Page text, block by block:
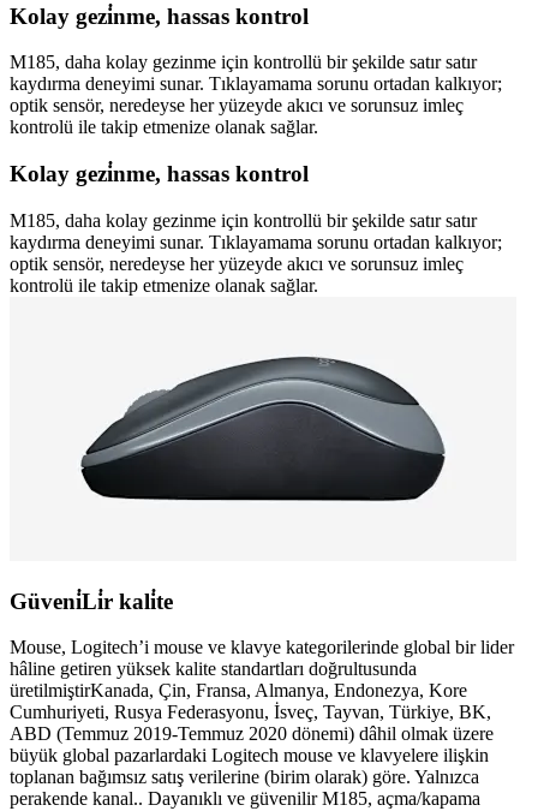
Kolay gezi̇nme, hassas kontrol
M185, daha kolay gezinme için kontrollü bir şekilde satır satır
kaydırma deneyimi sunar. Tıklayamama sorunu ortadan kalkıyor;
optik sensör, neredeyse her yüzeyde akıcı ve sorunsuz imleç
kontrolü ile takip etmenize olanak sağlar.
Kolay gezi̇nme, hassas kontrol
M185, daha kolay gezinme için kontrollü bir şekilde satır satır
kaydırma deneyimi sunar. Tıklayamama sorunu ortadan kalkıyor;
optik sensör, neredeyse her yüzeyde akıcı ve sorunsuz imleç
kontrolü ile takip etmenize olanak sağlar.
Güveni̇Li̇r kali̇te
Mouse, Logitech’i mouse ve klavye kategorilerinde global bir lider
hâline getiren yüksek kalite standartları doğrultusunda
üretilmiştirKanada, Çin, Fransa, Almanya, Endonezya, Kore
Cumhuriyeti, Rusya Federasyonu, İsveç, Tayvan, Türkiye, BK,
ABD (Temmuz 2019-Temmuz 2020 dönemi) dâhil olmak üzere
büyük global pazarlardaki Logitech mouse ve klavyelere ilişkin
toplanan bağımsız satış verilerine (birim olarak) göre. Yalnızca
perakende kanal.. Dayanıklı ve güvenilir M185, açma/kapama